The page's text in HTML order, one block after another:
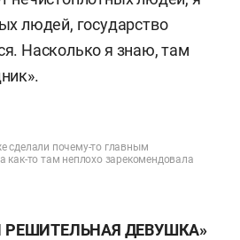
людей, государство
Насколько я знаю, там
сделали почему-то главным
как-то там неплохо зарекомендовала
РЕШИТЕЛЬНАЯ ДЕВУШКА»